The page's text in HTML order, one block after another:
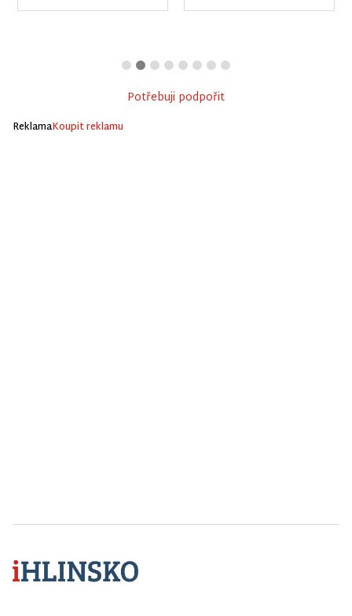
Potřebuji podpořit
ReklamaKoupit reklamu